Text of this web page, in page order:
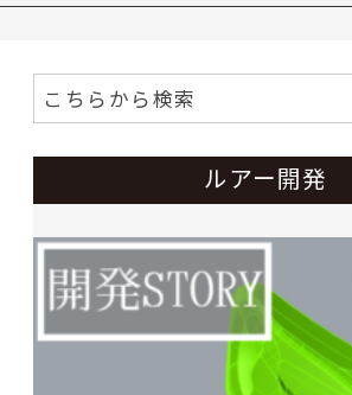
ルアー開発